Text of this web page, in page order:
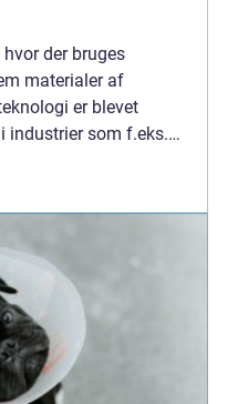
der bruges
materialer af
er blevet
som f.eks.
k...